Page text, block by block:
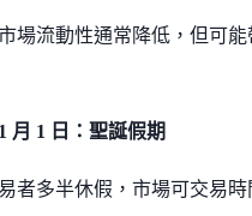
場流動性通常降低，但可能
月 1 日：聖誕假期
者多半休假，市場可交易時